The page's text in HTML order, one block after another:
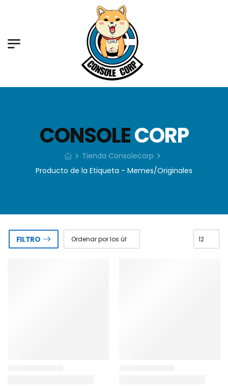
CONSOLECORP
> Tienda Consolecorp >
Producto de la Etiqueta - Memes/Originales
FILTRO